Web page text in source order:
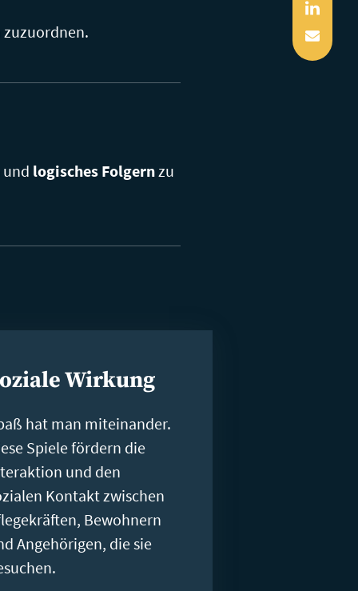
Mail
zuzuordnen.
und logisches Folgernzu
Wirkung
hat man miteinander.
Spiele fördern die
und den
Kontakt zwischen
Bewohnern
Angehörigen, die sie